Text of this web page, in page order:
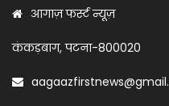
आगाज़ फर्स्ट न्यूज़
कंकड़बाग, पटना-800020